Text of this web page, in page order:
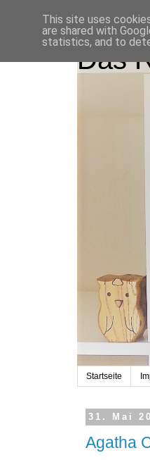
Das
Startseite
31. Mai
Agatha
This site uses
are shared with
statistics, and to